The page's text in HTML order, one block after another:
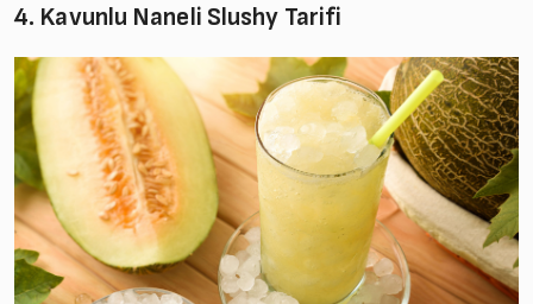
4. Kavunlu Naneli Slushy Tarifi